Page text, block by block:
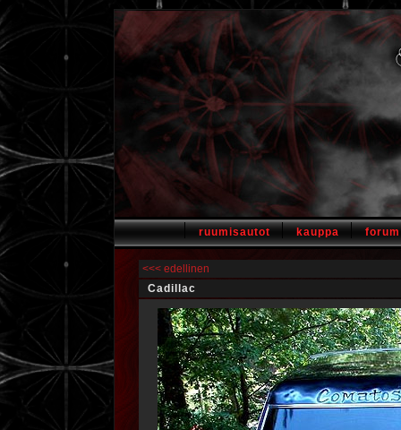
ruumisautot kauppa forum
<<< edellinen
Cadillac